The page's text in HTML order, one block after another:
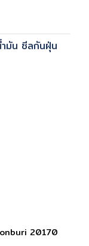
มัน ซีลกันฝุ่น
20170